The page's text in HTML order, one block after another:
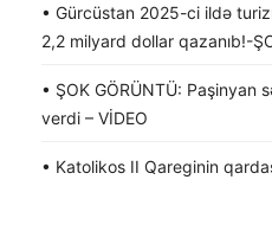
• Gürcüstan 2025-ci ildə
2,2 milyard dollar qazanıb!-
• ŞOK GÖRÜNTÜ: Paşinyan
verdi – VİDEO
• Katolikos II Qareginin